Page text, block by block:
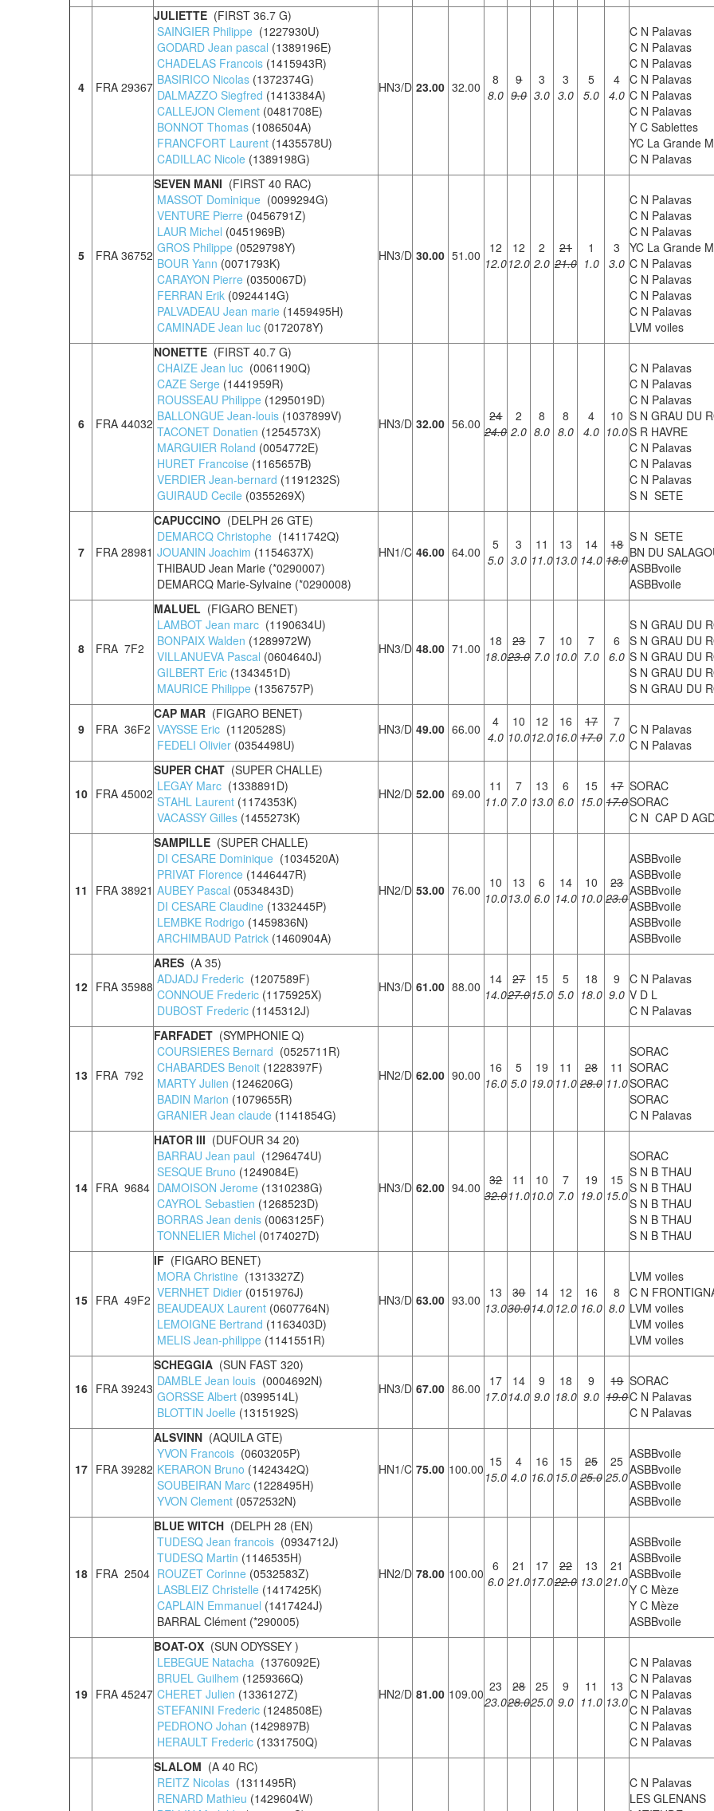
4 FRA 29367
JULIETTE (FIRST 36.7 G)
SAINGIER Philippe (1227930U)
GODARD Jean pascal (1389196E)
CHADELAS Francois (1415943R)
BASIRICO Nicolas (1372374G)
DALMAZZO Siegfred (1413384A)
CALLEJON Clement (0481708E)
BONNOT Thomas (1086504A)
FRANCFORT Laurent (1435578U)
CADILLAC Nicole (1389198G)
HN3/D 23.00 32.00
8
8.0
9
9.0
3
3.0
3
3.0
5
5.0
4
4.0
C N Palavas
C N Palavas
C N Palavas
C N Palavas
C N Palavas
C N Palavas
Y C Sablettes
YC La Grande
C N Palavas
5 FRA 36752
SEVEN MANI (FIRST 40 RAC)
MASSOT Dominique (0099294G)
VENTURE Pierre (0456791Z)
LAUR Michel (0451969B)
GROS Philippe (0529798Y)
BOUR Yann (0071793K)
CARAYON Pierre (0350067D)
FERRAN Erik (0924414G)
PALVADEAU Jean marie (1459495H)
CAMINADE Jean luc (0172078Y)
HN3/D 30.00 51.00
12
12.0
12
12.0
2
2.0
21
21.0
1
1.0
3
3.0
C N Palavas
C N Palavas
C N Palavas
YC La Grande
C N Palavas
C N Palavas
C N Palavas
C N Palavas
LVM voiles
6 FRA 44032
NONETTE (FIRST 40.7 G)
CHAIZE Jean luc (0061190Q)
CAZE Serge (1441959R)
ROUSSEAU Philippe (1295019D)
BALLONGUE Jean-louis (1037899V)
TACONET Donatien (1254573X)
MARGUIER Roland (0054772E)
HURET Francoise (1165657B)
VERDIER Jean-bernard (1191232S)
GUIRAUD Cecile (0355269X)
HN3/D 32.00 56.00
24
24.0
2
2.0
8
8.0
8
8.0
4
4.0
10
10.0
C N Palavas
C N Palavas
C N Palavas
S N GRAU DU
S R HAVRE
C N Palavas
C N Palavas
C N Palavas
S N SETE
7 FRA 28981
CAPUCCINO (DELPH 26 GTE)
DEMARCQ Christophe (1411742Q)
JOUANIN Joachim (1154637X)
THIBAUD Jean Marie (*0290007)
DEMARCQ Marie-Sylvaine (*0290008)
HN1/C 46.00 64.00
5
5.0
3
3.0
11
11.0
13
13.0
14
14.0
18
18.0
S N SETE
BN DU
ASBBvoile
ASBBvoile
8 FRA 7F2
MALUEL (FIGARO BENET)
LAMBOT Jean marc (1190634U)
BONPAIX Walden (1289972W)
VILLANUEVA Pascal (0604640J)
GILBERT Eric (1343451D)
MAURICE Philippe (1356757P)
HN3/D 48.00 71.00
18
18.0
23
23.0
7
7.0
10
10.0
7
7.0
6
6.0
S N GRAU DU
S N GRAU DU
S N GRAU DU
S N GRAU DU
S N GRAU DU
9 FRA 36F2
CAP MAR (FIGARO BENET)
VAYSSE Eric (1120528S)
FEDELI Olivier (0354498U)
HN3/D 49.00 66.00
4
4.0
10
10.0
12
12.0
16
16.0
17
17.0
7
7.0 C N Palavas
C N Palavas
10 FRA 45002
SUPER CHAT (SUPER CHALLE)
LEGAY Marc (1338891D)
STAHL Laurent (1174353K)
VACASSY Gilles (1455273K)
HN2/D 52.00 69.00
11
11.0
7
7.0
13
13.0
6
6.0
15
15.0
17
17.0
SORAC
SORAC
C N CAP D
11 FRA 38921
SAMPILLE (SUPER CHALLE)
DI CESARE Dominique (1034520A)
PRIVAT Florence (1446447R)
AUBEY Pascal (0534843D)
DI CESARE Claudine (1332445P)
LEMBKE Rodrigo (1459836N)
ARCHIMBAUD Patrick (1460904A)
HN2/D 53.00 76.00
10
10.0
13
13.0
6
6.0
14
14.0
10
10.0
23
23.0
ASBBvoile
ASBBvoile
ASBBvoile
ASBBvoile
ASBBvoile
ASBBvoile
12 FRA 35988
ARES (A 35)
ADJADJ Frederic (1207589F)
CONNOUE Frederic (1175925X)
DUBOST Frederic (1145312J)
HN3/D 61.00 88.00
14
14.0
27
27.0
15
15.0
5
5.0
18
18.0
9
9.0
C N Palavas
V D L
C N Palavas
13 FRA 792
FARFADET (SYMPHONIE Q)
COURSIERES Bernard (0525711R)
CHABARDES Benoit (1228397F)
MARTY Julien (1246206G)
BADIN Marion (1079655R)
GRANIER Jean claude (1141854G)
HN2/D 62.00 90.00
16
16.0
5
5.0
19
19.0
11
11.0
28
28.0
11
11.0
SORAC
SORAC
SORAC
SORAC
C N Palavas
14 FRA 9684
HATOR III (DUFOUR 34 20)
BARRAU Jean paul (1296474U)
SESQUE Bruno (1249084E)
DAMOISON Jerome (1310238G)
CAYROL Sebastien (1268523D)
BORRAS Jean denis (0063125F)
TONNELIER Michel (0174027D)
HN3/D 62.00 94.00
32
32.0
11
11.0
10
10.0
7
7.0
19
19.0
15
15.0
SORAC
S N B THAU
S N B THAU
S N B THAU
S N B THAU
S N B THAU
15 FRA 49F2
IF (FIGARO BENET)
MORA Christine (1313327Z)
VERNHET Didier (0151976J)
BEAUDEAUX Laurent (0607764N)
LEMOIGNE Bertrand (1163403D)
MELIS Jean-philippe (1141551R)
HN3/D 63.00 93.00
13
13.0
30
30.0
14
14.0
12
12.0
16
16.0
8
8.0
LVM voiles
C N
LVM voiles
LVM voiles
LVM voiles
16 FRA 39243
SCHEGGIA (SUN FAST 320)
DAMBLE Jean louis (0004692N)
GORSSE Albert (0399514L)
BLOTTIN Joelle (1315192S)
HN3/D 67.00 86.00
17
17.0
14
14.0
9
9.0
18
18.0
9
9.0
19
19.0
SORAC
C N Palavas
C N Palavas
17 FRA 39282
ALSVINN (AQUILA GTE)
YVON Francois (0603205P)
KERARON Bruno (1424342Q)
SOUBEIRAN Marc (1228495H)
YVON Clement (0572532N)
HN1/C 75.00 100.00 15
15.0
4
4.0
16
16.0
15
15.0
25
25.0
25
25.0
ASBBvoile
ASBBvoile
ASBBvoile
ASBBvoile
18 FRA 2504
BLUE WITCH (DELPH 28 (EN)
TUDESQ Jean francois (0934712J)
TUDESQ Martin (1146535H)
ROUZET Corinne (0532583Z)
LASBLEIZ Christelle (1417425K)
CAPLAIN Emmanuel (1417424J)
BARRAL Clément (*290005)
HN2/D 78.00 100.00
6
6.0
21
21.0
17
17.0
22
22.0
13
13.0
21
21.0
ASBBvoile
ASBBvoile
ASBBvoile
Y C Mèze
Y C Mèze
ASBBvoile
19 FRA 45247
BOAT-OX (SUN ODYSSEY )
LEBEGUE Natacha (1376092E)
BRUEL Guilhem (1259366Q)
CHERET Julien (1336127Z)
STEFANINI Frederic (1248508E)
PEDRONO Johan (1429897B)
HERAULT Frederic (1331750Q)
HN2/D 81.00 109.00 23
23.0
28
28.0
25
25.0
9
9.0
11
11.0
13
13.0
C N Palavas
C N Palavas
C N Palavas
C N Palavas
C N Palavas
C N Palavas
SLALOM (A 40 RC)
REITZ Nicolas (1311495R)
RENARD Mathieu (1429604W)
C N Palavas
LES GLENANS